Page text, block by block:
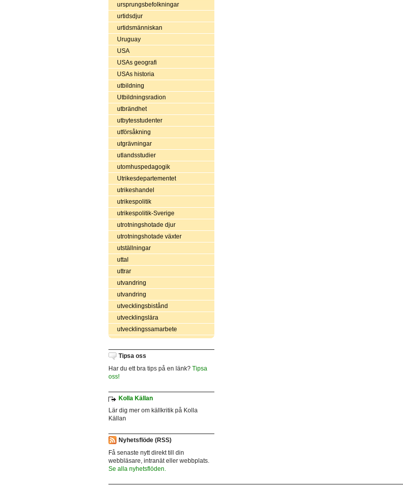
ursprungsbefolkningar
urtidsdjur
urtidsmänniskan
Uruguay
USA
USAs geografi
USAs historia
utbildning
Utbildningsradion
utbrändhet
utbytesstudenter
utförsåkning
utgrävningar
utlandsstudier
utomhuspedagogik
Utrikesdepartementet
utrikeshandel
utrikespolitik
utrikespolitik-Sverige
utrotningshotade djur
utrotningshotade växter
utställningar
uttal
uttrar
utvandring
utvandring
utvecklingsbistånd
utvecklingslära
utvecklingssamarbete
Tipsa oss
Har du ett bra tips på en länk? Tipsa
oss!
Kolla Källan
Lär dig mer om källkritik på Kolla
Källan
Nyhetsflöde (RSS)
Få senaste nytt direkt till din
webbläsare, intranät eller webbplats.
Se alla nyhetsflöden.